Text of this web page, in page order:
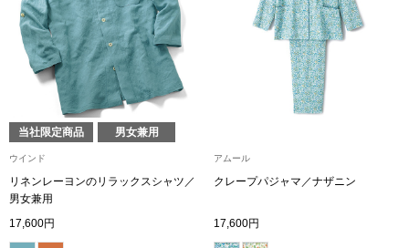
【特集】食彩倶楽部
ポロシャツ
シャツ／ブラ
トレーナー／
当社限定商品 男女兼用
ウインド
リネンレーヨンのリラックスシャツ／
男女兼用
17,600円
アムール
クレープパジャマ／ナザニン
17,600円